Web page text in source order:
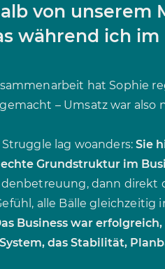
von unserem
während ich im
hat Sophie
– Umsatz war also
lag woanders:Sie
Grundstruktur im
dann direkt
alle Bälle gleichzeitig
Business war
das Stabilität,